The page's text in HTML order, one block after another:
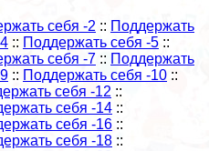
себя -2 :: Поддержать
:: Поддержать себя -5 ::
себя -7 :: Поддержать
:: Поддержать себя -10 ::
себя -12 ::
себя -14 ::
себя -16 ::
себя -18 ::